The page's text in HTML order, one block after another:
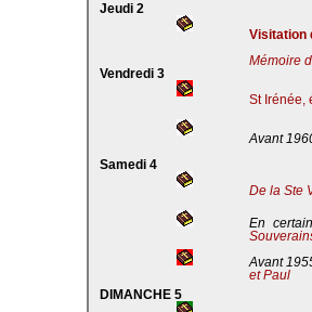
Jeudi 2
Visitation
Mémoire
Vendredi 3
St Irénée,
Avant
Samedi 4
De la Ste
En
Avant
et Paul
DIMANCHE 5